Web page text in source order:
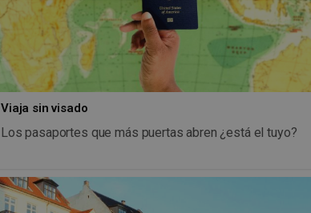
Viaja sin visado
Los pasaportes que más puertas abren ¿está el tuyo?